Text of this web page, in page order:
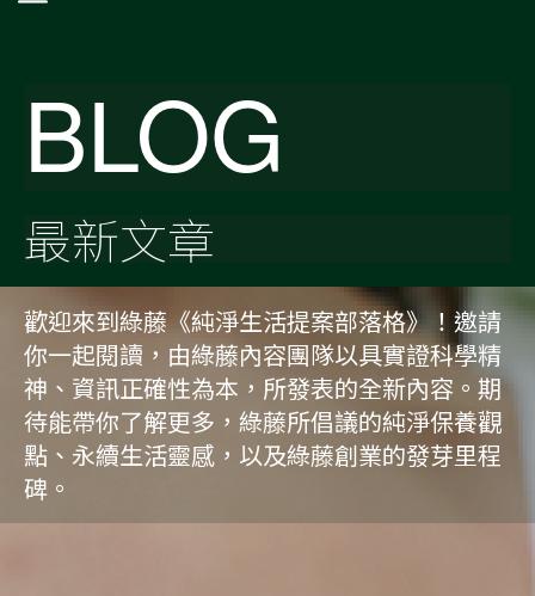
BLOG
最新文章
歡迎來到綠藤《純淨生活提案部落格》！邀請
你一起閱讀，由綠藤內容團隊以具實證科學精
神、資訊正確性為本，所發表的全新內容。期
待能帶你了解更多，綠藤所倡議的純淨保養觀
點、永續生活靈感，以及綠藤創業的發芽里程
碑。